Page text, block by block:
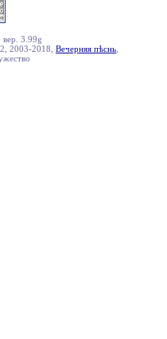
вер. 3.99g
2003-2018, Вечерняя пѣснь